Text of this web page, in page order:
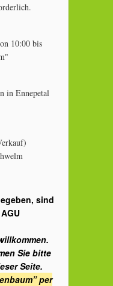
10:00 bis
in Ennepetal
sind
Sie bitte
Seite.
per